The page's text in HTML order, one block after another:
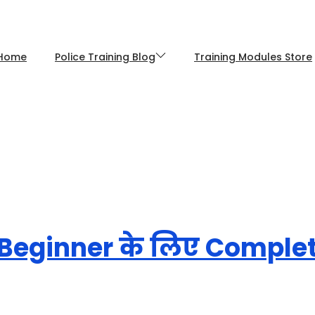
Police Training Blog Training Modules Store
Beginner के लिए